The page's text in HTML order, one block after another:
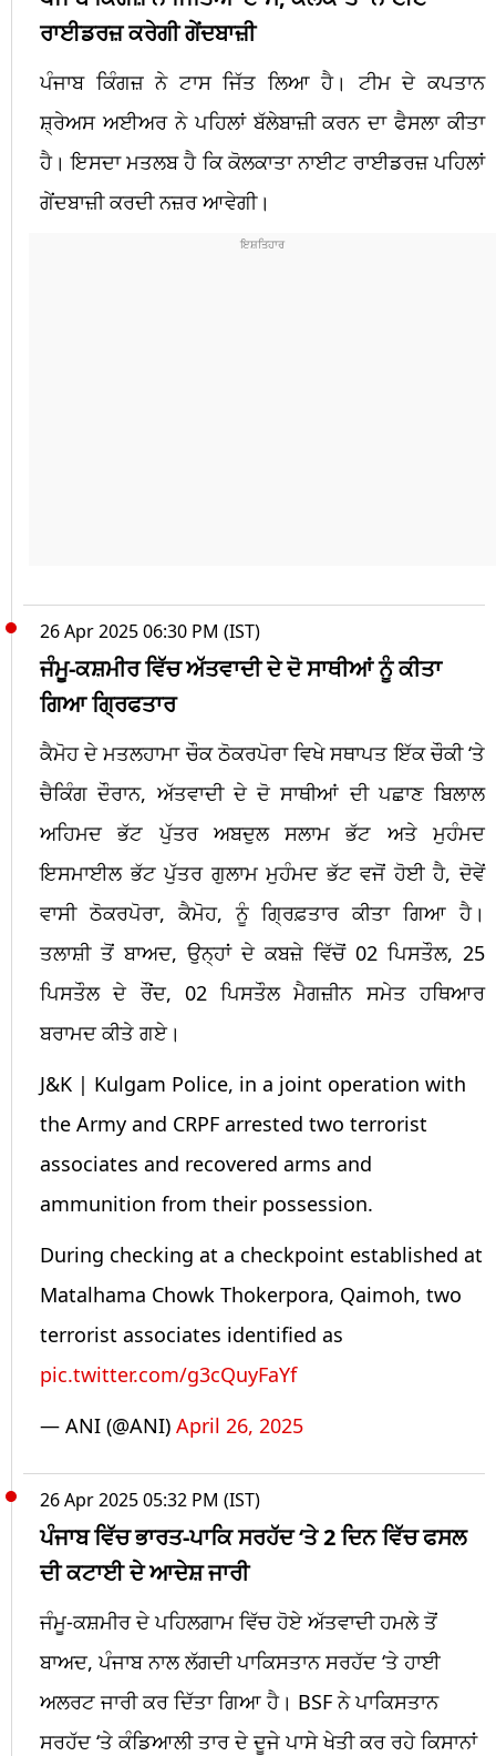
ਰਾਈਡਰਜ਼ ਕਰੇਗੀ ਗੇਂਦਬਾਜ਼ੀ
ਪੰਜਾਬ ਕਿੰਗਜ਼ ਨੇ ਟਾਸ ਜਿੱਤ ਲਿਆ ਹੈ। ਟੀਮ ਦੇ ਕਪਤਾਨ
ਸ਼੍ਰੇਅਸ ਅਈਅਰ ਨੇ ਪਹਿਲਾਂ ਬੱਲੇਬਾਜ਼ੀ ਕਰਨ ਦਾ ਫੈਸਲਾ ਕੀਤਾ
ਹੈ। ਇਸਦਾ ਮਤਲਬ ਹੈ ਕਿ ਕੋਲਕਾਤਾ ਨਾਈਟ ਰਾਈਡਰਜ਼ ਪਹਿਲਾਂ
ਗੇਂਦਬਾਜ਼ੀ ਕਰਦੀ ਨਜ਼ਰ ਆਵੇਗੀ।
26 Apr 2025 06:30 PM (IST)
ਜੰਮੂ-ਕਸ਼ਮੀਰ ਵਿੱਚ ਅੱਤਵਾਦੀ ਦੇ ਦੋ ਸਾਥੀਆਂ ਨੂੰ ਕੀਤਾ
ਗਿਆ ਗ੍ਰਿਫਤਾਰ
ਕੈਮੋਹ ਦੇ ਮਤਲਹਾਮਾ ਚੌਕ ਠੋਕਰਪੋਰਾ ਵਿਖੇ ਸਥਾਪਤ ਇੱਕ ਚੌਕੀ ‘ਤੇ
ਚੈਕਿੰਗ ਦੌਰਾਨ, ਅੱਤਵਾਦੀ ਦੇ ਦੋ ਸਾਥੀਆਂ ਦੀ ਪਛਾਣ ਬਿਲਾਲ
ਅਹਿਮਦ ਭੱਟ ਪੁੱਤਰ ਅਬਦੁਲ ਸਲਾਮ ਭੱਟ ਅਤੇ ਮੁਹੰਮਦ
ਇਸਮਾਈਲ ਭੱਟ ਪੁੱਤਰ ਗੁਲਾਮ ਮੁਹੰਮਦ ਭੱਟ ਵਜੋਂ ਹੋਈ ਹੈ, ਦੋਵੇਂ
ਵਾਸੀ ਠੋਕਰਪੋਰਾ, ਕੈਮੋਹ, ਨੂੰ ਗ੍ਰਿਫ਼ਤਾਰ ਕੀਤਾ ਗਿਆ ਹੈ।
ਤਲਾਸ਼ੀ ਤੋਂ ਬਾਅਦ, ਉਨ੍ਹਾਂ ਦੇ ਕਬਜ਼ੇ ਵਿੱਚੋਂ 02 ਪਿਸਤੌਲ, 25
ਪਿਸਤੌਲ ਦੇ ਰੌਂਦ, ⁠02 ਪਿਸਤੌਲ ਮੈਗਜ਼ੀਨ ਸਮੇਤ ਹਥਿਆਰ
ਬਰਾਮਦ ਕੀਤੇ ਗਏ।
J&K | Kulgam Police, in a joint operation with
the Army and CRPF arrested two terrorist
associates and recovered arms and
ammunition from their possession.
During checking at a checkpoint established at
Matalhama Chowk Thokerpora, Qaimoh, two
terrorist associates identified as
pic.twitter.com/g3cQuyFaYf
— ANI (@ANI) April 26, 2025
26 Apr 2025 05:32 PM (IST)
ਪੰਜਾਬ ਵਿੱਚ ਭਾਰਤ-ਪਾਕਿ ਸਰਹੱਦ ‘ਤੇ 2 ਦਿਨ ਵਿੱਚ ਫਸਲ
ਦੀ ਕਟਾਈ ਦੇ ਆਦੇਸ਼ ਜਾਰੀ
ਜੰਮੂ-ਕਸ਼ਮੀਰ ਦੇ ਪਹਿਲਗਾਮ ਵਿੱਚ ਹੋਏ ਅੱਤਵਾਦੀ ਹਮਲੇ ਤੋਂ
ਬਾਅਦ, ਪੰਜਾਬ ਨਾਲ ਲੱਗਦੀ ਪਾਕਿਸਤਾਨ ਸਰਹੱਦ ‘ਤੇ ਹਾਈ
ਅਲਰਟ ਜਾਰੀ ਕਰ ਦਿੱਤਾ ਗਿਆ ਹੈ। BSF ਨੇ ਪਾਕਿਸਤਾਨ
ਸਰਹੱਦ ‘ਤੇ ਕੰਡਿਆਲੀ ਤਾਰ ਦੇ ਦੂਜੇ ਪਾਸੇ ਖੇਤੀ ਕਰ ਰਹੇ ਕਿਸਾਨਾਂ